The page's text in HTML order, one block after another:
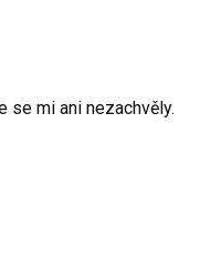
se mi ani nezachvěly.